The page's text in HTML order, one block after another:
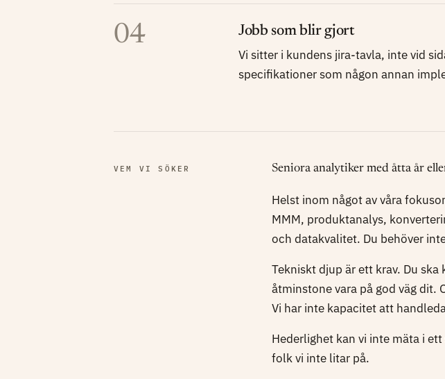
04
Jobb som blir gjort
Vi sitter i kundens jira-tavla, inte vid
specifikationer som någon annan
VEM VI SÖKER Seniora analytiker med åtta år
Helst inom något av våra
MMM, produktanalys,
och datakvalitet. Du behöver
Tekniskt djup är ett krav. Du
åtminstone vara på god väg dit.
Vi har inte kapacitet att
Hederlighet kan vi inte mäta i
folk vi inte litar på.